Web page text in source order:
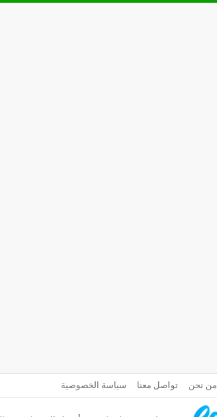
من نحن تواصل معنا سياسة الخصوصية